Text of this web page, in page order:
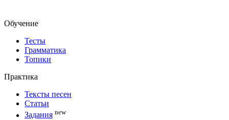
Обучение
Тесты
Грамматика
Топики
Практика
Тексты песен
Статьи
Задания new